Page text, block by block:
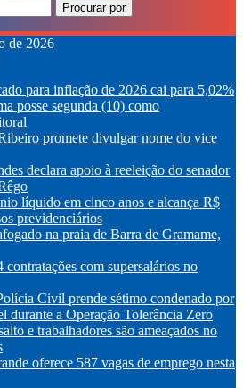
Procurar por
de 2026
para inflação de 2026 cai para 5,02%
posse segunda (10) como
promete divulgar nome do vice
declara apoio à reeleição do senador
líquido em cinco anos e alcança R$
previdenciários
na praia de Barra de Gramame,
com supersalários no
Civil prende sétimo condenado por
durante a Operação Tolerância Zero
e trabalhadores são ameaçados no
oferece 587 vagas de emprego nesta